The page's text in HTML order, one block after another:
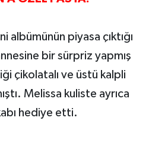
albümünün piyasa çıktığı
bir sürpriz yapmış
çikolatalı ve üstü kalpli
Melissa kuliste ayrıca
hediye etti.